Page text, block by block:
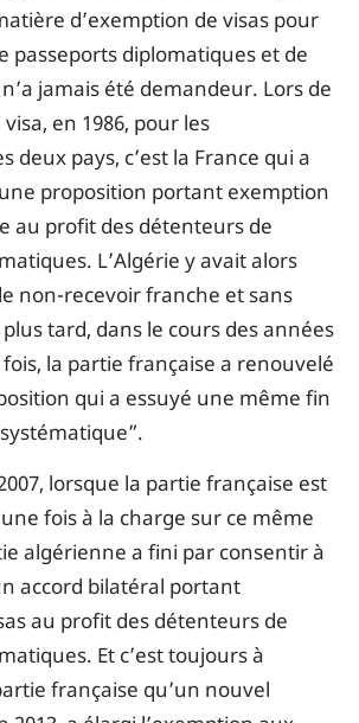
d’exemption de visas pour
passeports diplomatiques et de
jamais été demandeur. Lors de
en 1986, pour les
deux pays, c’est la France qui a
proposition portant exemption
au profit des détenteurs de
L’Algérie y avait alors
non-recevoir franche et sans
tard, dans le cours des années
fois, la partie française a renouvelé
qui a essuyé une même fin
lorsque la partie française est
fois à la charge sur ce même
algérienne a fini par consentir à
accord bilatéral portant
au profit des détenteurs de
Et c’est toujours à
française qu’un nouvel